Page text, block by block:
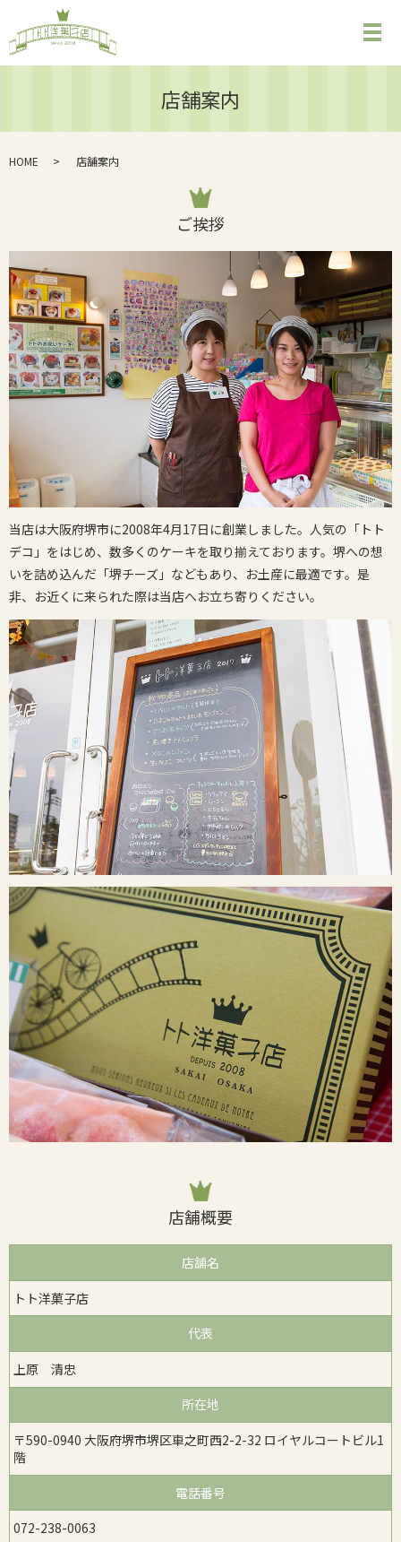
メ
店舗案内
HOME 店舗案内
ご挨拶
当店は大阪府堺市に2008年4月17日に創業しました。人気の「トト
デコ」をはじめ、数多くのケーキを取り揃えております。堺への想
いを詰め込んだ「堺チーズ」などもあり、お土産に最適です。是
非、お近くに来られた際は当店へお立ち寄りください。
店舗概要
店舗名
トト洋菓子店
代表
上原 清忠
所在地
〒590-0940 大阪府堺市堺区車之町西2-2-32 ロイヤルコートビル1
階
電話番号
072-238-0063